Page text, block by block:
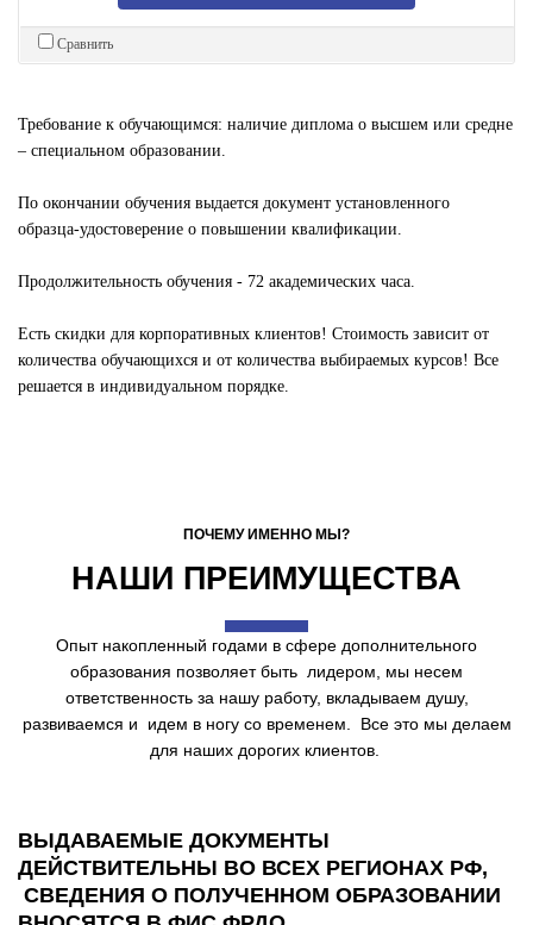
Сравнить
Требование к обучающимся: наличие диплома о высшем или средне
– специальном образовании.
По окончании обучения выдается документ установленного
образца-удостоверение о повышении квалификации.
Продолжительность обучения - 72 академических часа.
Есть скидки для корпоративных клиентов! Стоимость зависит от
количества обучающихся и от количества выбираемых курсов! Все
решается в индивидуальном порядке.
ПОЧЕМУ ИМЕННО МЫ?
НАШИ ПРЕИМУЩЕСТВА
Опыт накопленный годами в сфере дополнительного
образования позволяет быть лидером, мы несем
ответственность за нашу работу, вкладываем душу,
развиваемся и идем в ногу со временем. Все это мы делаем
для наших дорогих клиентов.
ВЫДАВАЕМЫЕ ДОКУМЕНТЫ
ДЕЙСТВИТЕЛЬНЫ ВО ВСЕХ РЕГИОНАХ РФ,
СВЕДЕНИЯ О ПОЛУЧЕННОМ ОБРАЗОВАНИИ